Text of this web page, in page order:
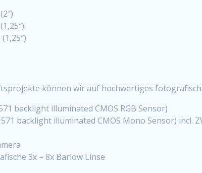
können wir auf hochwertiges
backlight illuminated CMOS RGB Sensor)
backlight illuminated CMOS Mono Sensor) incl.
3x – 8x Barlow Linse